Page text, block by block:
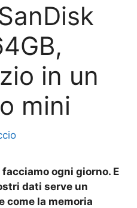
in un
mini
ogni giorno. E
dati serve un
come la memoria